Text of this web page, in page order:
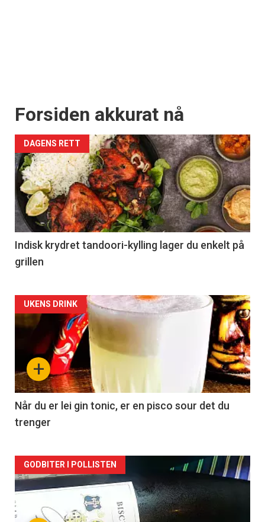
Forsiden akkurat nå
DAGENS RETT
Indisk krydret tandoori-kylling lager du enkelt på
grillen
Forsiden
akkurat
nå
-
2
+
UKENS DRINK
Når du er lei gin tonic, er en pisco sour det du
trenger
Forsiden
akkurat
nå
GODBITER I POLLISTEN